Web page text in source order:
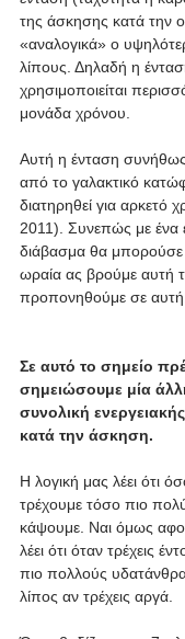
της άσκησης κατά την
«αναλογικά» ο
λίπους. Δηλαδή η
χρησιμοποιείται
μονάδα χρόνου.
Αυτή η ένταση συνήθως
από το γαλακτικό
διατηρηθεί για αρκετό
2011). Συνεπώς με ένα
διάβασμα θα μπορούσε
ωραία ας βρούμε αυτή
προπονηθούμε σε αυτή.
Σε αυτό το σημείο
σημειώσουμε μία
συνολική
κατά την άσκηση.
Η λογική μας λέει ότι
τρέχουμε τόσο πιο
κάψουμε. Ναι όμως
λέει ότι όταν τρέχεις
πιο πολλούς
λίπος αν τρέχεις αργά.